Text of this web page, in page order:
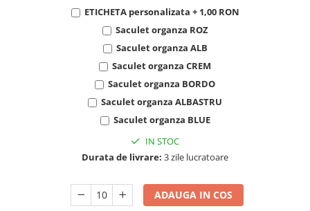
ETICHETA personalizata + 1,00 RON
Saculet organza ROZ
Saculet organza ALB
Saculet organza CREM
Saculet organza BORDO
Saculet organza ALBASTRU
Saculet organza BLUE
IN STOC
Durata de livrare: 3 zile lucratoare
ADAUGA IN COS